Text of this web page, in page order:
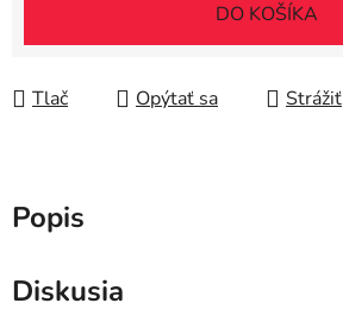
DO KOŠÍKA
Tlač Opýtať sa Strážiť
Popis
Diskusia